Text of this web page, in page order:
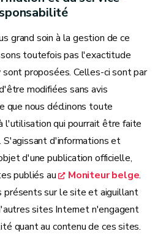
grand soin à la gestion de ce
toutefois pas l'exactitude
proposées. Celles-ci sont par
modifiées sans avis
que nous déclinons toute
l'utilisation qui pourrait être faite
S'agissant d'informations et
d'une publication officielle,
publiés au
Moniteur belge.
présents sur le site et aiguillant
sites Internet n'engagent
quant au contenu de ces sites.